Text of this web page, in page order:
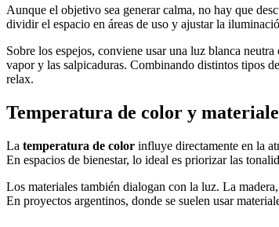
Aunque el objetivo sea generar calma, no hay que
dividir el espacio en áreas de uso y ajustar la
Sobre los espejos, conviene usar una luz blanca
vapor y las salpicaduras. Combinando distintos tipos
relax.
Temperatura de color y
La temperatura de color influye directamente en la
En espacios de bienestar, lo ideal es priorizar las
Los materiales también dialogan con la luz. La
En proyectos argentinos, donde se suelen usar